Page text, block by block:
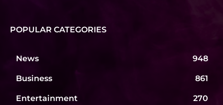
POPULAR CATEGORIES
News 948
Business 861
Entertainment 270